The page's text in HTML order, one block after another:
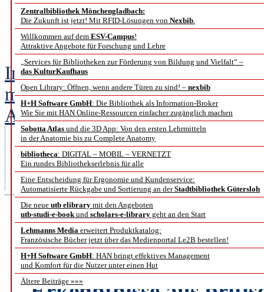
Zentralbibliothek Mönchengladbach:
Die Zukunft ist jetzt! Mit RFID-Lösungen von Nexbib.
Willkommen auf dem ESV-Campus!
Attraktive Angebote für Forschung und Lehre
„Services für Bibliotheken zur Förderung von Bildung und Vielfalt“ –
das KulturKaufhaus
Open Library: Öffnen, wenn andere Türen zu sind! – nexbib
H+H Software GmbH: Die Bibliothek als Information-Broker
Wie Sie mit HAN Online-Ressourcen einfacher zugänglich machen
Sobotta Atlas und die 3D App: Von den ersten Lehrmitteln
in der Anatomie bis zu Complete Anatomy
bibliotheca: DIGITAL – MOBIL – VERNETZT
Ein rundes Bibliothekserlebnis für alle
Eine Entscheidung für Ergonomie und Kundenservice:
Automatisierte Rückgabe und Sortierung an derStadtbibliothek Gütersloh
Die neue utb elibrary mit den Angeboten
utb-studi-e-bookund scholars-e-library geht an den Start
Lehmanns Media erweitert Produktkatalog:
Französische Bücher jetzt über das Medienportal Le2B bestellen!
H+H Software GmbH: HAN bringt effektives Management
und Komfort für die Nutzer unter einen Hut
Ältere Beiträge »»»
im Einsatz von
In der Hochschulbibliothek
moderne Rückgabe- und
AMH™ System wurde erst
vorgestellt. Die Installation in
wissenschaftliche Bibliothek
hinsichtlich des Einsatzes
Nielsen Book: Die